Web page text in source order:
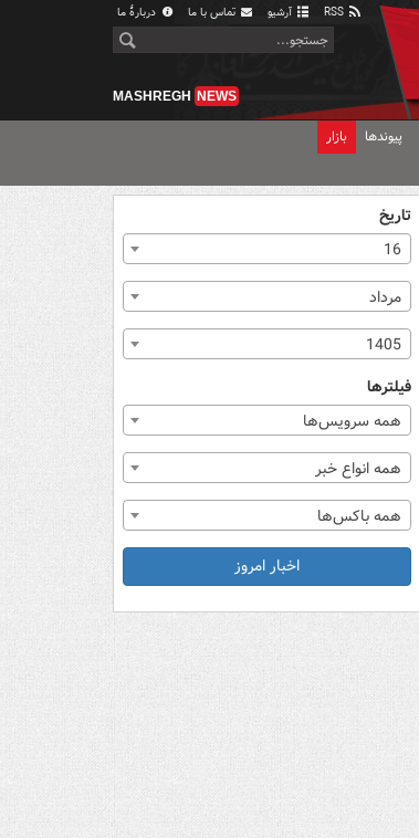
آرشیو تماس با ما دربارهٔ ما
MASHREGH NEWS
پیوندها بازار
تاریخ
16
مرداد
1405
فیلترها
همه سرویس‌ها
همه انواع خبر
همه باکس‌ها
اخبار امروز